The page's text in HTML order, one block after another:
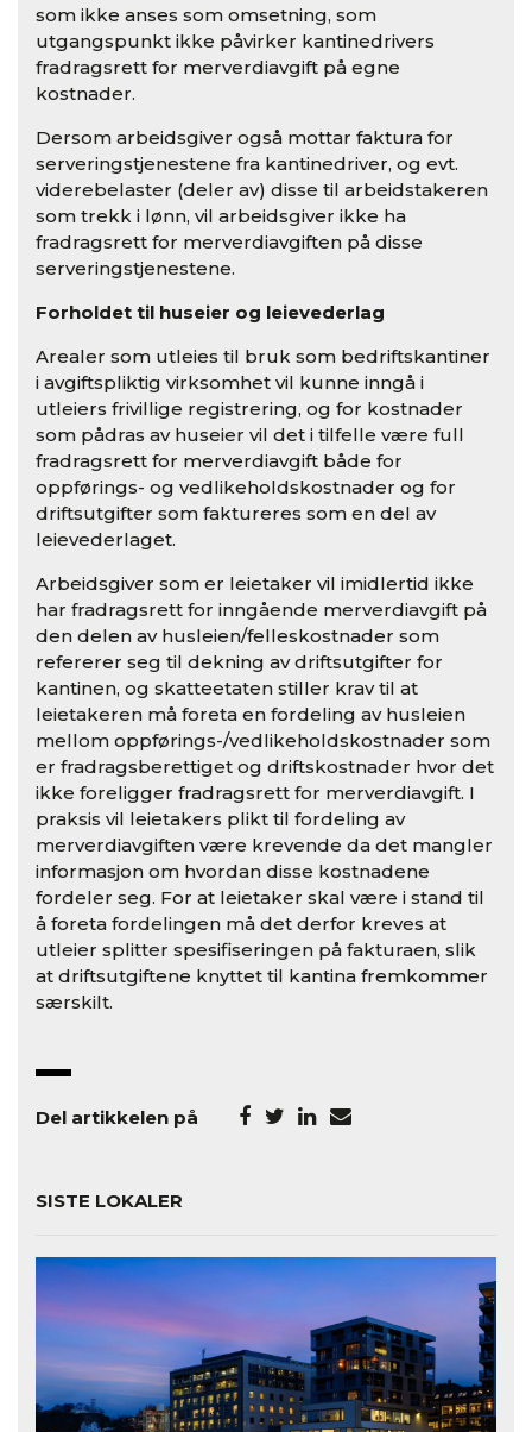
som ikke anses som omsetning, som
utgangspunkt ikke påvirker kantinedrivers
fradragsrett for merverdiavgift på egne
kostnader.
Dersom arbeidsgiver også mottar faktura for
serveringstjenestene fra kantinedriver, og evt.
viderebelaster (deler av) disse til arbeidstakeren
som trekk i lønn, vil arbeidsgiver ikke ha
fradragsrett for merverdiavgiften på disse
serveringstjenestene.
Forholdet til huseier og leievederlag
Arealer som utleies til bruk som bedriftskantiner
i avgiftspliktig virksomhet vil kunne inngå i
utleiers frivillige registrering, og for kostnader
som pådras av huseier vil det i tilfelle være full
fradragsrett for merverdiavgift både for
oppførings- og vedlikeholdskostnader og for
driftsutgifter som faktureres som en del av
leievederlaget.
Arbeidsgiver som er leietaker vil imidlertid ikke
har fradragsrett for inngående merverdiavgift på
den delen av husleien/felleskostnader som
refererer seg til dekning av driftsutgifter for
kantinen, og skatteetaten stiller krav til at
leietakeren må foreta en fordeling av husleien
mellom oppførings-/vedlikeholdskostnader som
er fradragsberettiget og driftskostnader hvor det
ikke foreligger fradragsrett for merverdiavgift. I
praksis vil leietakers plikt til fordeling av
merverdiavgiften være krevende da det mangler
informasjon om hvordan disse kostnadene
fordeler seg. For at leietaker skal være i stand til
å foreta fordelingen må det derfor kreves at
utleier splitter spesifiseringen på fakturaen, slik
at driftsutgiftene knyttet til kantina fremkommer
særskilt.
Del artikkelen på
SISTE LOKALER